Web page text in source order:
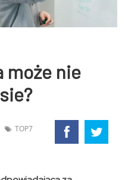
może nie
TOP7